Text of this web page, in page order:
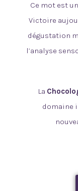
Ce mot est
Victoire
dégustation
l’analyse
La
domaine